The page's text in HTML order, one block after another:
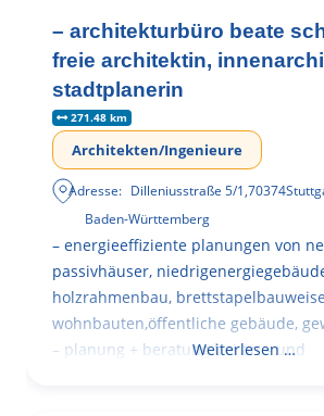
– architekturbüro beate
freie architektin,
stadtplanerin
271.48 km
Architekten/Ingenieure
Adresse: Dilleniusstraße 5/1,70374
Baden-Württemberg
– energieeffiziente planungen von
passivhäuser,
holzrahmenbau, brettstapelbauweise
wohnbauten,öffentliche gebäude,
– planung + beratung bei an – und
Weiterlesen …